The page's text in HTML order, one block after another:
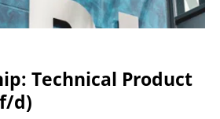
Technical Product
d)